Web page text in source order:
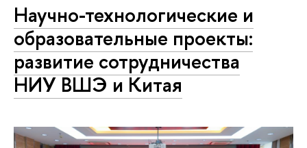
Научно-технологические и
образовательные проекты:
развитие сотрудничества
НИУ ВШЭ и Китая